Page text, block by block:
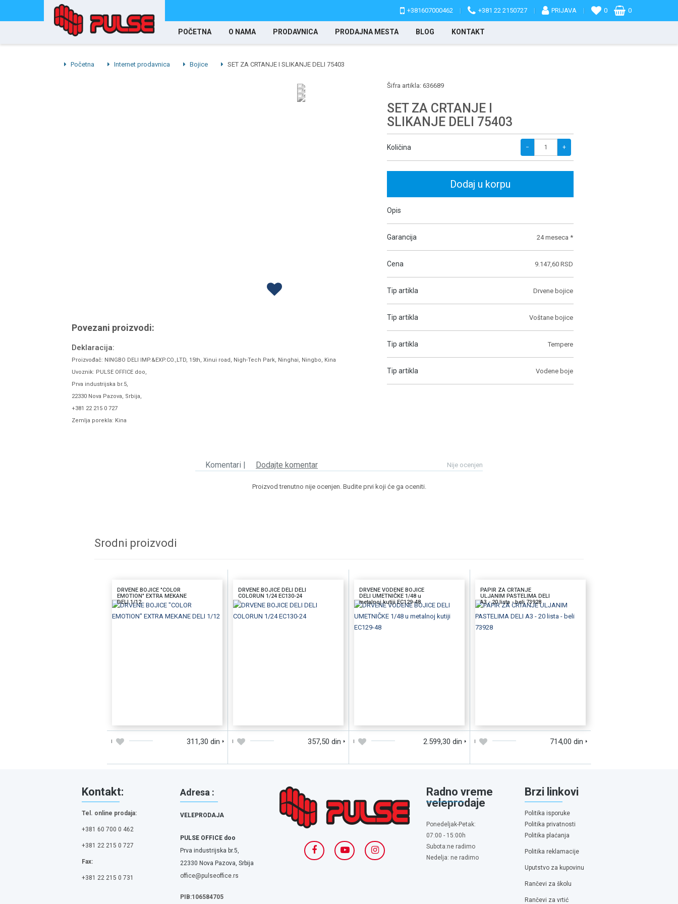
+381607000462 | +381 22 2150727 | PRIJAVA | 0 0
POČETNA O NAMA PRODAVNICA PRODAJNA MESTA BLOG KONTAKT
Početna Internet prodavnica Bojice SET ZA CRTANJE I SLIKANJE DELI 75403
Povezani proizvodi:
Deklaracija:
Proizvođač: NINGBO DELI IMP.&EXP.CO.,LTD, 15th, Xinui road, Nigh-Tech Park, Ninghai, Ningbo, Kina
Uvoznik: PULSE OFFICE doo,
Prva industrijska br.5,
22330 Nova Pazova, Srbija,
+381 22 215 0 727
Zemlja porekla: Kina
Šifra artikla: 636689
SET ZA CRTANJE I
SLIKANJE DELI 75403
Količina − +
Dodaj u korpu
Opis
Garancija 24 meseca *
Cena 9.147,60 RSD
Tip artikla Drvene bojice
Tip artikla Voštane bojice
Tip artikla Tempere
Tip artikla Vodene boje
Nije ocenjen
Komentari | Dodajte komentar
Proizvod trenutno nije ocenjen. Budite prvi koji će ga oceniti.
Srodni proizvodi
DRVENE BOJICE "COLOR
EMOTION" EXTRA MEKANE
DELI 1/12
311,30 din
DRVENE BOJICE DELI DELI
COLORUN 1/24 EC130-24
357,50 din
DRVENE VODENE BOJICE
DELI UMETNIČKE 1/48 u
metalnoj kutiji EC129-48
2.599,30 din
PAPIR ZA CRTANJE
ULJANIM PASTELIMA DELI
A3 - 20 lista - beli 73928
714,00 din
Kontakt:
Tel. online prodaja:
+381 60 700 0 462
+381 22 215 0 727
Fax:
+381 22 215 0 731
Adresa :
VELEPRODAJA
PULSE OFFICE doo
Prva industrijska br.5,
22330 Nova Pazova, Srbija
office@pulseoffice.rs
PIB:106584705
Radno vreme
veleprodaje
Ponedeljak-Petak:
07:00 - 15:00h
Subota:ne radimo
Nedelja: ne radimo
Brzi linkovi
Politika isporuke
Politika privatnosti
Politika plaćanja
Politika reklamacije
Uputstvo za kupovinu
Rančevi za školu
Rančevi za vrtić